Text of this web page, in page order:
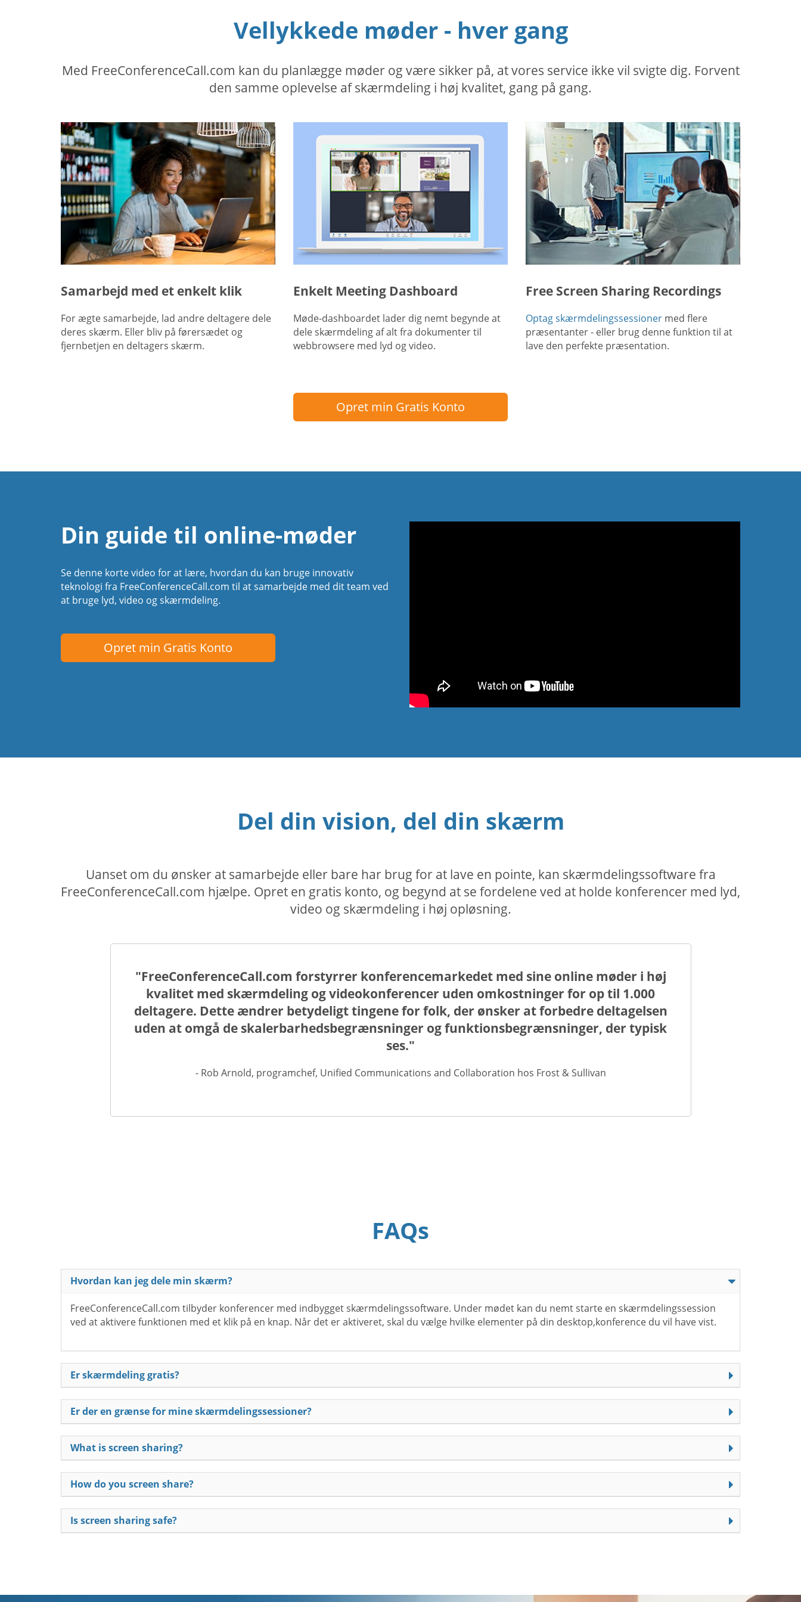
Vellykkede møder - hver gang
Med FreeConferenceCall.com kan du planlægge møder og være sikker på, at vores service ikke vil svigte dig. Forvent
den samme oplevelse af skærmdeling i høj kvalitet, gang på gang.
Samarbejd med et enkelt klik
For ægte samarbejde, lad andre deltagere dele
deres skærm. Eller bliv på førersædet og
fjernbetjen en deltagers skærm.
Enkelt Meeting Dashboard
Møde-dashboardet lader dig nemt begynde at
dele skærmdeling af alt fra dokumenter til
webbrowsere med lyd og video.
Free Screen Sharing Recordings
Optag skærmdelingssessioner med flere
præsentanter - eller brug denne funktion til at
lave den perfekte præsentation.
Opret min Gratis Konto
Din guide til online-møder
Se denne korte video for at lære, hvordan du kan bruge innovativ
teknologi fra FreeConferenceCall.com til at samarbejde med dit team ved
at bruge lyd, video og skærmdeling.
Opret min Gratis Konto
Del din vision, del din skærm
Uanset om du ønsker at samarbejde eller bare har brug for at lave en pointe, kan skærmdelingssoftware fra
FreeConferenceCall.com hjælpe. Opret en gratis konto, og begynd at se fordelene ved at holde konferencer med lyd,
video og skærmdeling i høj opløsning.
"FreeConferenceCall.com forstyrrer konferencemarkedet med sine online møder i høj
kvalitet med skærmdeling og videokonferencer uden omkostninger for op til 1.000
deltagere. Dette ændrer betydeligt tingene for folk, der ønsker at forbedre deltagelsen
uden at omgå de skalerbarhedsbegrænsninger og funktionsbegrænsninger, der typisk
ses."
- Rob Arnold, programchef, Unified Communications and Collaboration hos Frost & Sullivan
FAQs
Hvordan kan jeg dele min skærm?
FreeConferenceCall.com tilbyder konferencer med indbygget skærmdelingssoftware. Under mødet kan du nemt starte en skærmdelingssession
ved at aktivere funktionen med et klik på en knap. Når det er aktiveret, skal du vælge hvilke elementer på din desktop,konference du vil have vist.
Er skærmdeling gratis?
Er der en grænse for mine skærmdelingssessioner?
What is screen sharing?
How do you screen share?
Is screen sharing safe?